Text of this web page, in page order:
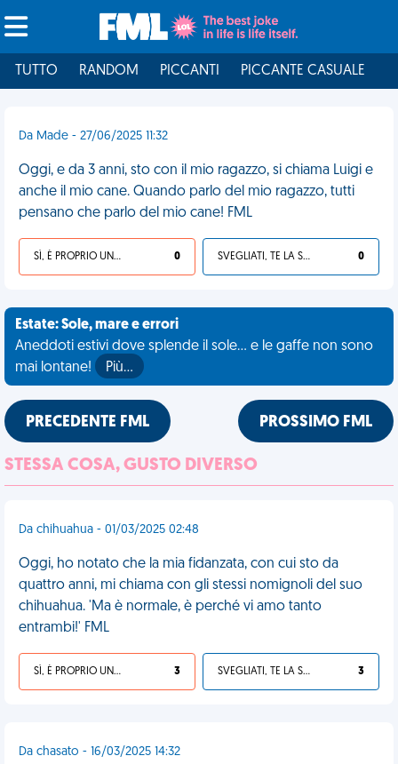
TUTTO RANDOM PICCANTI PICCANTE CASUALE
Da Made - 27/06/2025 11:32
Oggi, e da 3 anni, sto con il mio ragazzo, si chiama Luigi e
anche il mio cane. Quando parlo del mio ragazzo, tutti
pensano che parlo del mio cane! FML
SÌ, È PROPRIO UNA VDM! 0 SVEGLIATI, TE LA SEI CERCATA! 0
Estate: Sole, mare e errori
Aneddoti estivi dove splende il sole... e le gaffe non sono
mai lontane!
Più…
PRECEDENTE FML PROSSIMO FML
STESSA COSA, GUSTO DIVERSO
Da chihuahua - 01/03/2025 02:48
Oggi, ho notato che la mia fidanzata, con cui sto da
quattro anni, mi chiama con gli stessi nomignoli del suo
chihuahua. 'Ma è normale, è perché vi amo tanto
entrambi!' FML
SÌ, È PROPRIO UNA VDM! 3 SVEGLIATI, TE LA SEI CERCATA! 3
Da chasato - 16/03/2025 14:32